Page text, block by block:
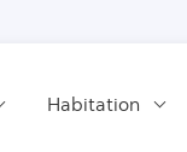
Habitation